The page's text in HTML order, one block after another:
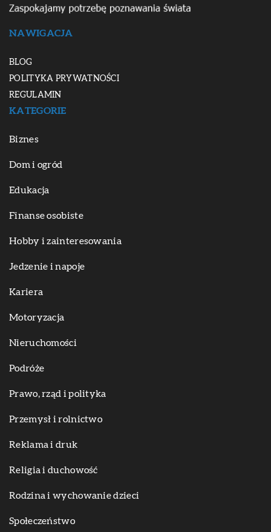
NAWIGACJA
BLOG
POLITYKA PRYWATNOŚCI
REGULAMIN
KATEGORIE
Biznes
Dom i ogród
Edukacja
Finanse osobiste
Hobby i zainteresowania
Jedzenie i napoje
Kariera
Motoryzacja
Nieruchomości
Podróże
Prawo, rząd i polityka
Przemysł i rolnictwo
Reklama i druk
Religia i duchowość
Rodzina i wychowanie dzieci
Społeczeństwo